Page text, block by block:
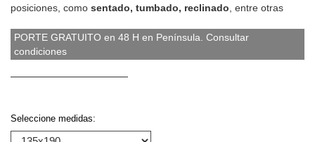
posiciones, como sentado, tumbado, reclinado , entre otras
PORTE GRATUITO en 48 H en Península. Consultar
condiciones
Seleccione medidas: